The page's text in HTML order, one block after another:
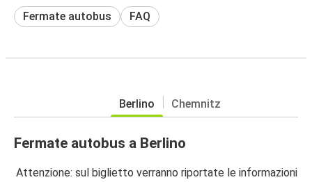
Fermate autobus FAQ
Berlino Chemnitz
Fermate autobus a Berlino
Attenzione: sul biglietto verranno riportate le informazioni